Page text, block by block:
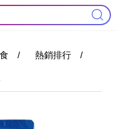
/ 熱銷排行 /